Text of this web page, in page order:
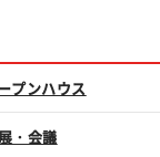
プンハウス
・会議